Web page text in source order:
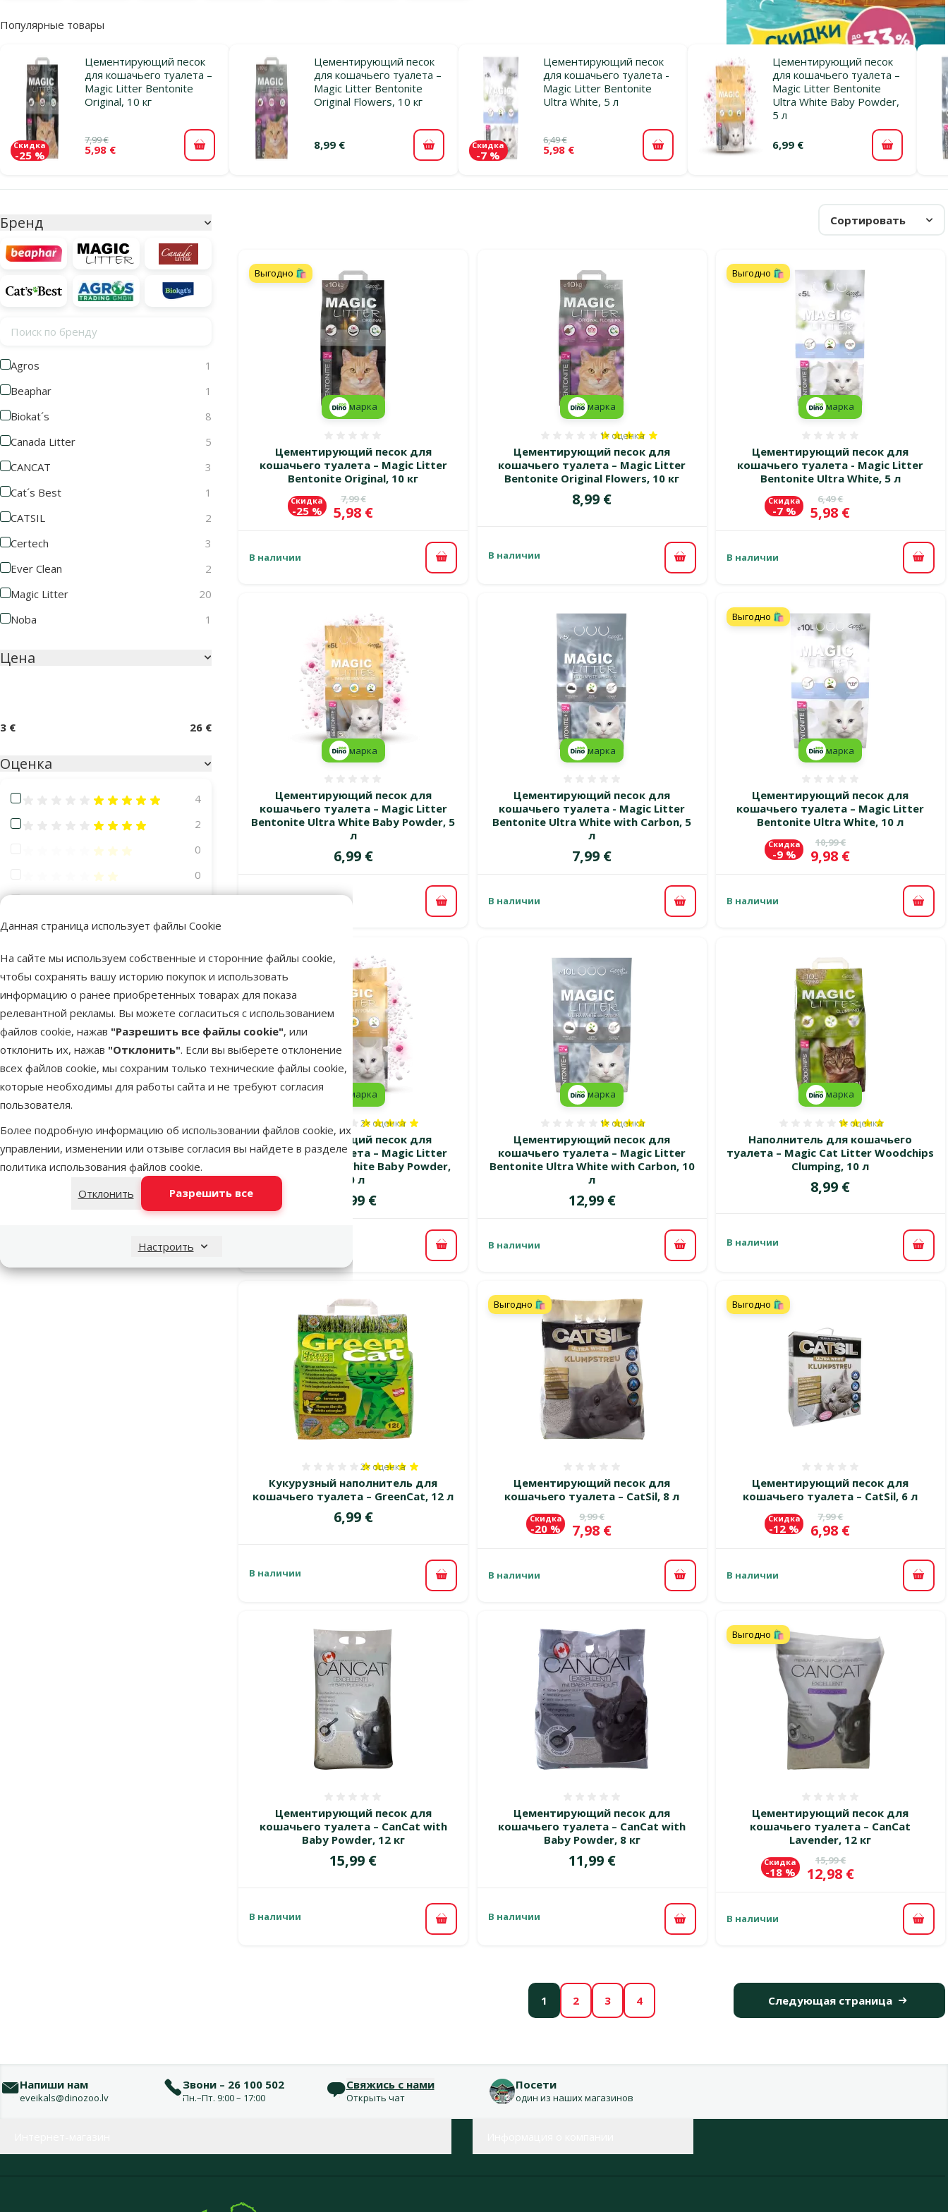
Данная страница использует файлы Cookie
На сайте мы используем собственные и сторонние файлы cookie,
чтобы сохранять вашу историю покупок и использовать
информацию о ранее приобретенных товарах для показа
релевантной рекламы. Вы можете согласиться с использованием
файлов cookie, нажав "Разрешить все файлы cookie", или
отклонить их, нажав "Отклонить". Если вы выберете отклонение
всех файлов cookie, мы сохраним только технические файлы cookie,
которые необходимы для работы сайта и не требуют согласия
пользователя.
Более подробную информацию об использовании файлов cookie, их
управлении, изменении или отзыве согласия вы найдете в разделе
политика использования файлов cookie.
Отклонить
Разрешить все
Настроить
Популярные товары
Цементирующий песок
для кошачьего туалета –
Magic Litter Bentonite
Original, 10 кг
7,99 €
5,98 €
Скидка
-25 % В корзину
Цементирующий песок
для кошачьего туалета –
Magic Litter Bentonite
Original Flowers, 10 кг
8,99 € В корзину
Цементирующий песок
для кошачьего туалета -
Magic Litter Bentonite
Ultra White, 5 л
6,49 €
5,98 €
Скидка
-7 % В корзину
Цементирующий песок
для кошачьего туалета –
Magic Litter Bentonite
Ultra White Baby Powder,
5 л
6,99 € В корзину
Бренд
Поиск по бренду
Agros
1
Beaphar
1
Biokat´s
8
Canada Litter
5
CANCAT
3
Cat´s Best
1
CATSIL
2
Certech
3
Ever Clean
2
Magic Litter
20
Noba
1
Цена
3 € 26 €
Оценка
Оценка 100%
4
Оценка 80%
2
Оценка 60%
0
Оценка 40%
0
Оценка 20%
Вид наполнителя
Мелкий
11
Поглащающий запахи
25
Цементирующий
45
Особые предложения
Pakaiši kaķiem – Izdevīgi!
1
Mēneša piedāvājumi
Mēneša lielā akcija
6
Сортировать
Цементирующий песок для
кошачьего туалета – Magic Litter
Bentonite Original, 10 кг
Исходная цена
7,99 €
Цена
5,98 €
Скидка
-25 %
Выгодно 🛍️
марка
В наличии В корзину
Цементирующий песок для
кошачьего туалета – Magic Litter
Bentonite Original Flowers, 10 кг
Оценка 100%, количество оценок: 1
1× оценка
Цена
8,99 €
марка
В наличии
В корзину
Цементирующий песок для
кошачьего туалета - Magic Litter
Bentonite Ultra White, 5 л
Исходная цена
6,49 €
Цена
5,98 €
Скидка
-7 %
Выгодно 🛍️
марка
В наличии В
Цементирующий песок для
кошачьего туалета – Magic Litter
Bentonite Ultra White Baby Powder, 5
л
Цена
6,99 €
марка
В корзину
Цементирующий песок для
кошачьего туалета - Magic Litter
Bentonite Ultra White with Carbon, 5
л
Цена
7,99 €
марка
В наличии В корзину
Цементирующий песок для
кошачьего туалета – Magic Litter
Bentonite Ultra White, 10 л
Исходная цена
10,99 €
Цена
9,98 €
Скидка
-9 %
Выгодно 🛍️
марка
В наличии В
Цементирующий песок для
кошачьего туалета – Magic Litter
Bentonite Ultra White Baby Powder,
10 л
Оценка 100%, количество оценок: 2
2× оценка
Цена
11,99 €
марка
В корзину
Цементирующий песок для
кошачьего туалета – Magic Litter
Bentonite Ultra White with Carbon, 10
л
Оценка 80%, количество оценок: 1
1× оценка
Цена
12,99 €
марка
В наличии В корзину
Наполнитель для кошачьего
туалета – Magic Cat Litter Woodchips
Clumping, 10 л
Оценка 80%,
1× оценка
Цена
8,99 €
марка
В наличии
В
Кукурузный наполнитель для
кошачьего туалета – GreenCat, 12 л
Оценка 100%, количество оценок: 2
2× оценка
Цена
6,99 €
В наличии
В корзину
Цементирующий песок для
кошачьего туалета – CatSil, 8 л
Исходная цена
9,99 €
Цена
7,98 €
Скидка
-20 %
Выгодно 🛍️
В наличии В корзину
Цементирующий песок для
кошачьего туалета – CatSil, 6 л
Исходная цена
7,99 €
Цена
6,98 €
Скидка
-12 %
Выгодно 🛍️
В наличии В
Цементирующий песок для
кошачьего туалета – CanCat with
Baby Powder, 12 кг
Цена
15,99 €
В наличии
В корзину
Цементирующий песок для
кошачьего туалета – CanCat with
Baby Powder, 8 кг
Цена
11,99 €
В наличии
В корзину
Цементирующий песок для
кошачьего туалета – CanCat
Lavender, 12 кг
Исходная цена
15,99 €
Цена
12,98 €
Скидка
-18 %
Выгодно 🛍️
В наличии В
1 2 3 4 Следующая страница
Напиши нам
eveikals@dinozoo.lv
Звони – 26 100 502
Пн.–Пт. 9:00 – 17:00
Свяжись с нами
Открыть чат
Посети
один из наших магазинов